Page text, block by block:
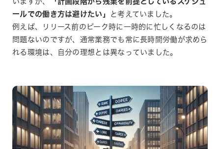
ールでの働き方は避けたい」
と考えていました。
例えば、リリース前のピーク時に一時的に忙しくなるのは
問題ないのですが、通常業務でも常に長時間労働が求めら
れる環境は、自分の理想とは異なっていました。